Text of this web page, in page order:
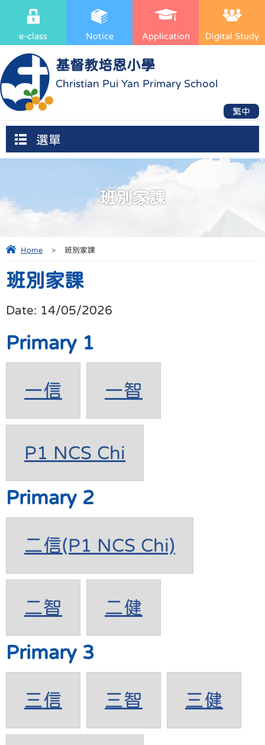
基督教培恩小學
Christian Pui Yan Primary School
e-class Notice Application Digital Study
繁中
選單
班別家課
Home > 班別家課
班別家課
Date: 14/05/2026
Primary 1
一信 一智
P1 NCS Chi
Primary 2
二信(P1 NCS Chi)
二智 二健
Primary 3
三信 三智 三健